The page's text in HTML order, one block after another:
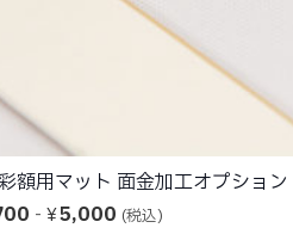
額用マット 面金加工オプション
- ¥5,000 (税込)